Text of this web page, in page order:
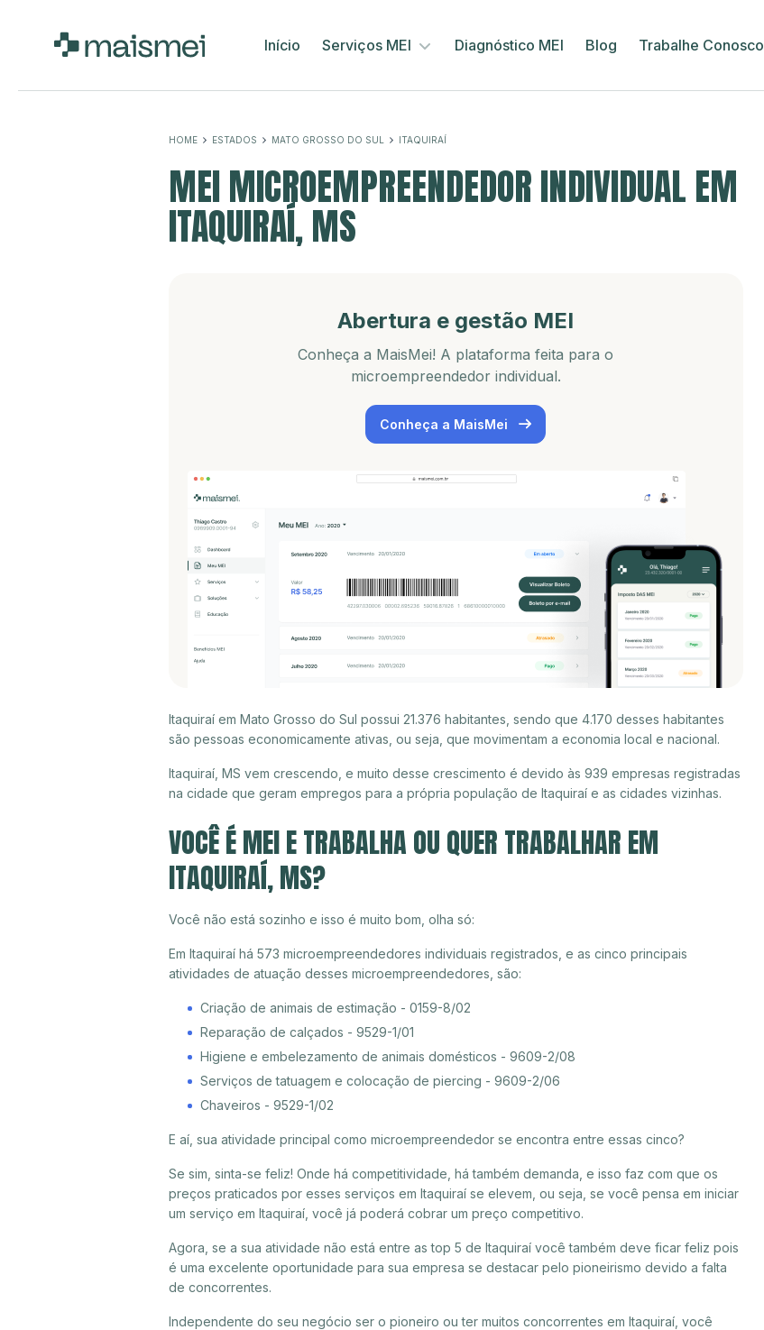
Início Serviços MEI Diagnóstico MEI Blog Trabalhe Conosco
HOME ESTADOS MATO GROSSO DO SUL ITAQUIRAÍ
MEI MICROEMPREENDEDOR INDIVIDUAL EM
ITAQUIRAÍ, MS
Abertura e gestão MEI
Conheça a MaisMei! A plataforma feita para o
microempreendedor individual.
Conheça a MaisMei
Itaquiraí em Mato Grosso do Sul possui 21.376 habitantes, sendo que 4.170 desses habitantes
são pessoas economicamente ativas, ou seja, que movimentam a economia local e nacional.
Itaquiraí, MS vem crescendo, e muito desse crescimento é devido às 939 empresas registradas
na cidade que geram empregos para a própria população de Itaquiraí e as cidades vizinhas.
VOCÊ É MEI E TRABALHA OU QUER TRABALHAR EM
ITAQUIRAÍ, MS?
Você não está sozinho e isso é muito bom, olha só:
Em Itaquiraí há 573 microempreendedores individuais registrados, e as cinco principais
atividades de atuação desses microempreendedores, são:
Criação de animais de estimação - 0159-8/02
Reparação de calçados - 9529-1/01
Higiene e embelezamento de animais domésticos - 9609-2/08
Serviços de tatuagem e colocação de piercing - 9609-2/06
Chaveiros - 9529-1/02
E aí, sua atividade principal como microempreendedor se encontra entre essas cinco?
Se sim, sinta-se feliz! Onde há competitividade, há também demanda, e isso faz com que os
preços praticados por esses serviços em Itaquiraí se elevem, ou seja, se você pensa em iniciar
um serviço em Itaquiraí, você já poderá cobrar um preço competitivo.
Agora, se a sua atividade não está entre as top 5 de Itaquiraí você também deve ficar feliz pois
é uma excelente oportunidade para sua empresa se destacar pelo pioneirismo devido a falta
de concorrentes.
Independente do seu negócio ser o pioneiro ou ter muitos concorrentes em Itaquiraí, você